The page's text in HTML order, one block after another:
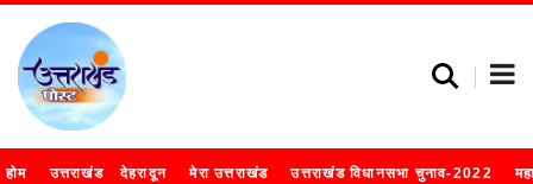
होम उत्तराखंड देहरादून मेरा उत्तराखंड उत्तराखंड विधानसभा चुनाव-2022